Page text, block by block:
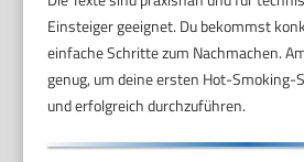
Einsteiger geeignet. Du bekommst
einfache Schritte zum Nachmachen.
genug, um deine ersten Hot-Smoking-
und erfolgreich durchzuführen.